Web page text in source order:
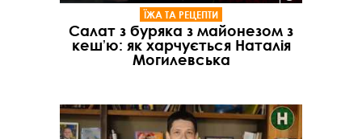
ЇЖА ТА РЕЦЕПТИ
Салат з буряка з майонезом з
кешʼю: як харчується Наталія
Могилевська